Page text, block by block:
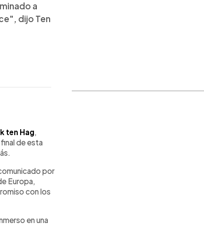
a
dijo Ten
ten Hag,
de esta
por
Europa,
con los
en una